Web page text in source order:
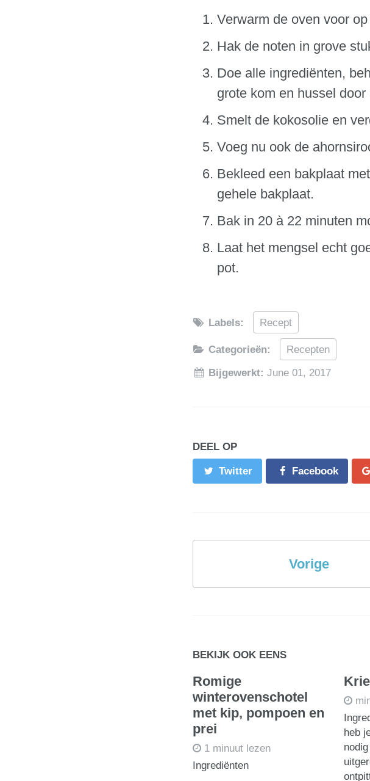
Verwarm de oven voor op
Hak de noten in grove
Doe alle ingrediënten,
grote kom en hussel door
Smelt de kokosolie en
Voeg nu ook de
Bekleed een bakplaat
gehele bakplaat.
Bak in 20 à 22 minuten
Laat het mengsel echt
pot.
Labels: Recept
Categorieën: Recepten
Bijgewerkt: June 01, 2017
DEEL OP
Twitter Facebook
Vorige
BEKIJK OOK EENS
Romige
winterovenschotel
met kip, pompoen en
prei
1 minuut lezen
Ingrediënten
heb